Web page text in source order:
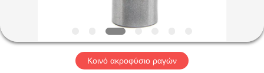
ΠΕΡΊΠΟΥ
ΕΜΕΊΣ
Κοινό ακροφύσιο ραγών